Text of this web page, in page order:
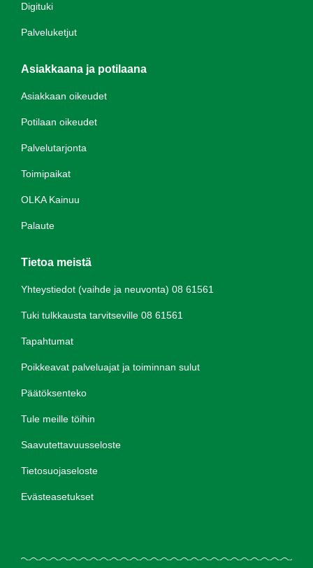
Digituki
Palveluketjut
Asiakkaana ja potilaana
Asiakkaan oikeudet
Potilaan oikeudet
Palvelutarjonta
Toimipaikat
OLKA Kainuu
Palaute
Tietoa meistä
Yhteystiedot (vaihde ja neuvonta) 08 61561
Tuki tulkkausta tarvitseville 08 61561
Tapahtumat
Poikkeavat palveluajat ja toiminnan sulut
Päätöksenteko
Tule meille töihin
Saavutettavuusseloste
Tietosuojaseloste
Evästeasetukset